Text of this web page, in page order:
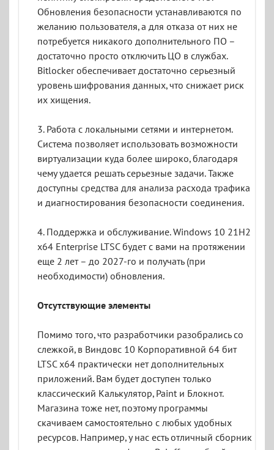
Обновления безопасности устанавливаются по
желанию пользователя, а для отказа от них не
потребуется никакого дополнительного ПО –
достаточно просто отключить ЦО в службах.
Bitlocker обеспечивает достаточно серьезный
уровень шифрования данных, что снижает риск
их хищения.
3. Работа с локальными сетями и интернетом.
Система позволяет использовать возможности
виртуализации куда более широко, благодаря
чему удается решать серьезные задачи. Также
доступны средства для анализа расхода трафика
и диагностирования безопасности соединения.
4. Поддержка и обслуживание. Windows 10 21H2
x64 Enterprise LTSC будет с вами на протяжении
еще 2 лет – до 2027-го и получать (при
необходимости) обновления.
Отсутствующие элементы
Помимо того, что разработчики разобрались со
слежкой, в Виндовс 10 Корпоративной 64 бит
LTSC x64 практически нет дополнительных
приложений. Вам будет доступен только
классический Калькулятор, Paint и Блокнот.
Магазина тоже нет, поэтому программы
скачиваем самостоятельно с любых удобных
ресурсов. Например, у нас есть отличный сборник